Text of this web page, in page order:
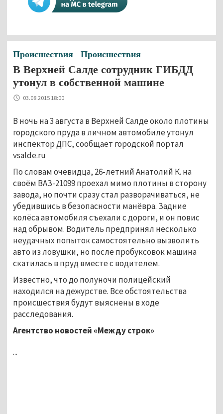
Происшествия Происшествия
В Верхней Салде сотрудник ГИБДД
утонул в собственной машине
03.08.2015 18:00
В ночь на 3 августа в Верхней Салде около плотины
городского пруда в личном автомобиле утонул
инспектор ДПС, сообщает городской портал
vsalde.ru
По словам очевидца, 26-летний Анатолий К. на
своём ВАЗ-21099 проехал мимо плотины в сторону
завода, но почти сразу стал разворачиваться, не
убедившись в безопасности манёвра. Задние
колёса автомобиля съехали с дороги, и он повис
над обрывом. Водитель предпринял несколько
неудачных попыток самостоятельно вызволить
авто из ловушки, но после пробуксовок машина
скатилась в пруд вместе с водителем.
Известно, что до полуночи полицейский
находился на дежурстве. Все обстоятельства
происшествия будут выяснены в ходе
расследования.
Агентство новостей «Между строк»
...